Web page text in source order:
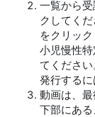
一覧から
クしてく
をクリッ
小児慢性
てくださ
発行するに
動画は、
下部にあ